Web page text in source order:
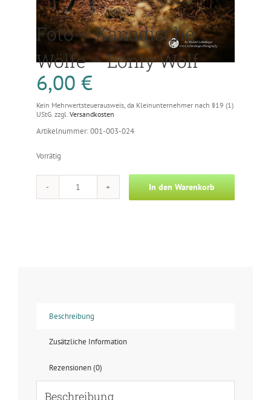
Foto – Kanadische
Wölfe – Lonly Wolf
6,00 €
Kein Mehrwertsteuerausweis, da Kleinunternehmer nach §19 (1)
UStG. zzgl. Versandkosten
Artikelnummer: 001-003-024
Vorrätig
Foto
In den Warenkorb
Beschreibung
Zusätzliche Information
Rezensionen (0)
Beschreibung